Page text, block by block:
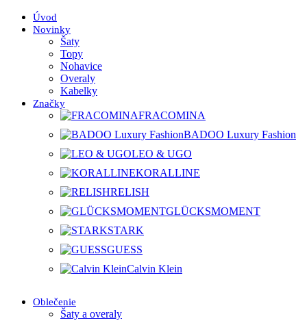
Úvod
Novinky
Šaty
Topy
Nohavice
Overaly
Kabelky
Značky
FRACOMINA
BADOO Luxury Fashion
LEO & UGO
KORALLINE
RELISH
GLÜCKSMOMENT
STARK
GUESS
Calvin Klein
Oblečenie
Šaty a overaly